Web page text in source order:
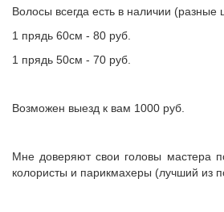
Волосы всегда есть в наличии (разные
1 прядь 60см - 80 руб.
1 прядь 50см - 70 руб.
Возможен выезд к вам 1000 руб.
Мне доверяют свои головы мастера
колористы и парикмахеры (лучший из